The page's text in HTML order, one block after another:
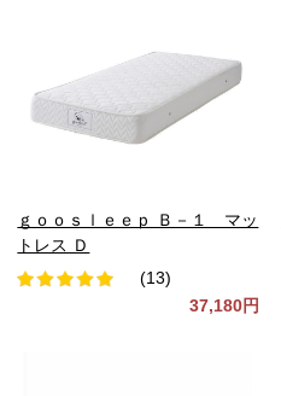
ｇｏｏｓｌｅｅｐ Ｂ－１ マッ
トレス Ｄ
(13)
37,180円